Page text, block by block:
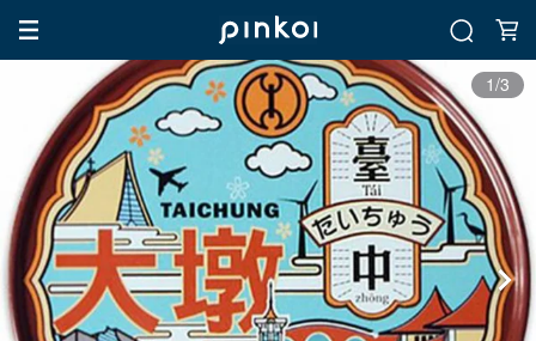
1/3